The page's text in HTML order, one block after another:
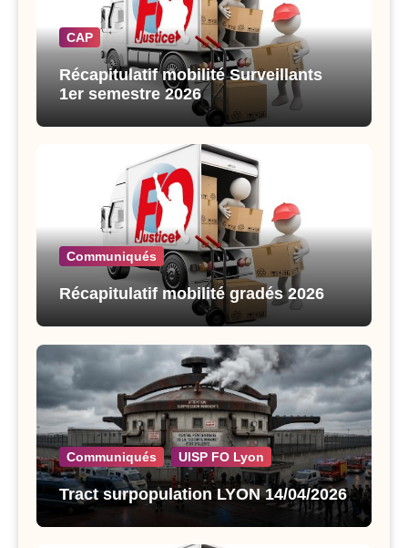
CAP
Récapitulatif mobilité Surveillants
1er semestre 2026
Communiqués
Récapitulatif mobilité gradés 2026
Communiqués UISP FO Lyon
Tract surpopulation LYON 14/04/2026